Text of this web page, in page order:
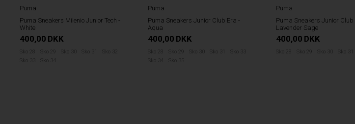
Puma
Puma Sneakers Milenio Junior Tech -
White
400,00 DKK
Sko 28 Sko 29 Sko 30 Sko 31
Sko 32
Sko 33
Sko 34
Puma
Puma Sneakers Junior Club Era -
Aqua
400,00 DKK
Sko 28 Sko 29 Sko 30 Sko 31
Sko 33
Sko 34
Sko 35
Puma
Puma Sneakers Junior
Lavender Sage
400,00 DKK
Sko 28 Sko 29 Sko 30 Sko 31